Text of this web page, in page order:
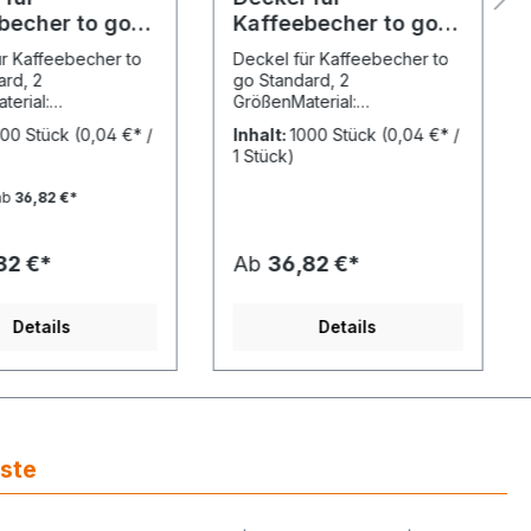
to go 2
weiß
Kaffeebecher to
2
Ø 79,5
l - 0,3 l ) / Ø 89,5
St. /
zum
Bechers.Für
- HUTNER!
Stück (0,04 €* /
36,82 €*
€*
Details
Kaffeebecher to go 2
Größen, weiß
Deckel für Kaffeebecher to
go Standard, 2
GrößenMaterial:
weißAbmessung: Ø 79,5
(Becher 0,2 l - 0,3 l ) / Ø 89,5
go mit Drinköffnung zum
Kaffee to go Bechers.Für
Ihren Erfolg - HUTNER!
Inhalt:1000 Stück (0,04 €* /
1 Stück)
Ab 36,82 €*
Details